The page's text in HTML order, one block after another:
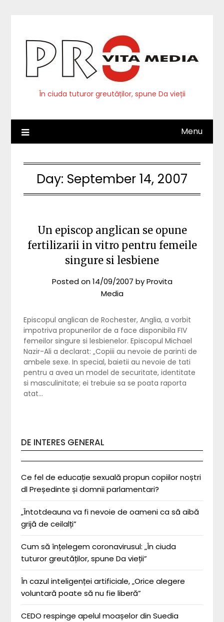
În ciuda tuturor greutăților, spune Da vieții
Menu
Day: September 14, 2007
Un episcop anglican se opune
fertilizarii in vitro pentru femeile
singure si lesbiene
Posted on14/09/2007 byProvita
Media
Episcopul anglican de Rochester, Anglia, a vorbit
impotriva propunerilor de a face disponibila FIV
femeilor singure si lesbienelor. Episcopul Michael
Nazir-Ali a declarat: „Copiii au nevoie de parinti de
ambele sexe. In special, baietii au nevoie de tati
pentru a avea un model de securitate, identitate
si masculinitate; ei trebuie sa se poata raporta
atat…
DE INTERES GENERAL
Ce fel de educație sexuală propun copiilor noștri
dl Președinte și domnii parlamentari?
„Întotdeauna va fi nevoie de oameni ca să aibă
grijă de ceilalți”
Cum să înțelegem coronavirusul: „În ciuda
tuturor greutăților, spune Da vieții”
În cazul inteligenței artificiale, „Orice alegere
voluntară poate să nu fie liberă”
CEDO respinge apelul moașelor din Suedia